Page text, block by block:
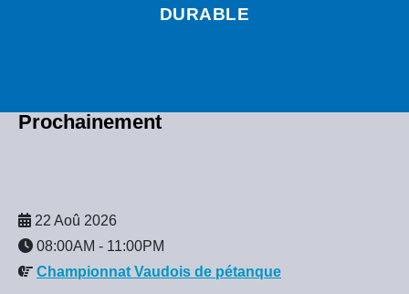
DURABLE
Prochainement
22 Aoû 2026
08:00AM - 11:00PM
Championnat Vaudois de pétanque